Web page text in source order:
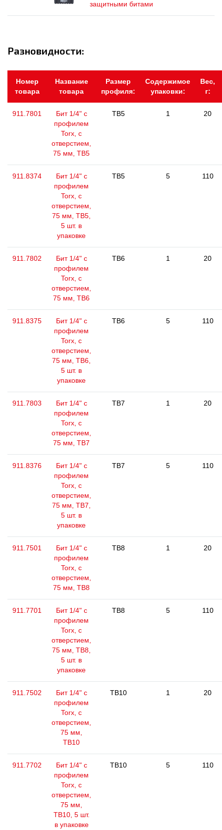
защитными битами
Разновидности:
Номер
товара
Название
товара
Размер
профиля:
Содержимое
упаковки:
Вес,
г:
911.7801
Бит 1/4" с
профилем
Torx, с
отверстием,
75 мм, ТВ5
TB5 1 20
911.8374
Бит 1/4" с
профилем
Torx, с
отверстием,
75 мм, TB5,
5 шт. в
упаковке
TB5 5 110
911.7802
Бит 1/4" с
профилем
Torx, с
отверстием,
75 мм, ТВ6
TB6 1 20
911.8375
Бит 1/4" с
профилем
Torx, с
отверстием,
75 мм, TB6,
5 шт. в
упаковке
TB6 5 110
911.7803
Бит 1/4" с
профилем
Torx, с
отверстием,
75 мм, ТВ7
TB7 1 20
911.8376
Бит 1/4" с
профилем
Torx, с
отверстием,
75 мм, TB7,
5 шт. в
упаковке
TB7 5 110
911.7501
Бит 1/4" с
профилем
Torx, с
отверстием,
75 мм, ТВ8
TB8 1 20
911.7701
Бит 1/4" с
профилем
Torx, с
отверстием,
75 мм, ТВ8,
5 шт. в
упаковке
TB8 5 110
911.7502
Бит 1/4" с
профилем
Torx, с
отверстием,
75 мм,
ТВ10
TB10 1 20
911.7702
Бит 1/4" с
профилем
Torx, с
отверстием,
75 мм,
ТВ10, 5 шт.
в упаковке
TB10 5 110